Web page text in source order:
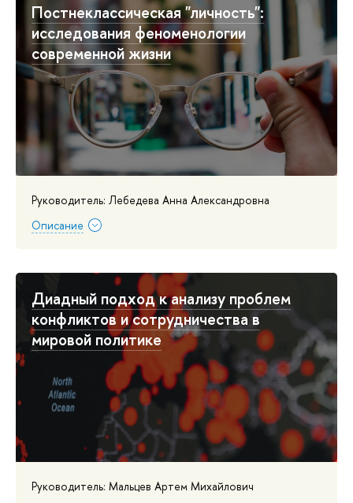
Постнеклассическая "личность":
исследования феноменологии
современной жизни
Руководитель: Лебедева Анна Александровна
Описание
Диадный подход к анализу проблем
конфликтов и сотрудничества в
мировой политике
Руководитель: Мальцев Артем Михайлович